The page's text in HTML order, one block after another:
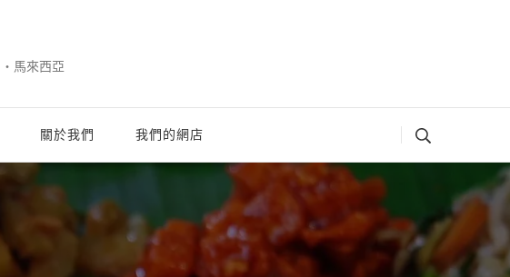
馬來西亞
關於我們 我們的網店